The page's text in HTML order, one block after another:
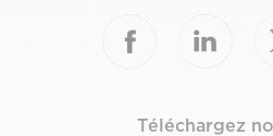
Téléchargez